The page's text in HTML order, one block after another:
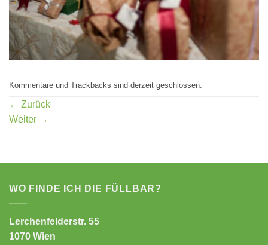
Kommentare und Trackbacks sind derzeit geschlossen.
← Zurück
Weiter →
WO FINDE ICH DIE FÜLLBAR?
Lerchenfelderstr. 55
1070 Wien